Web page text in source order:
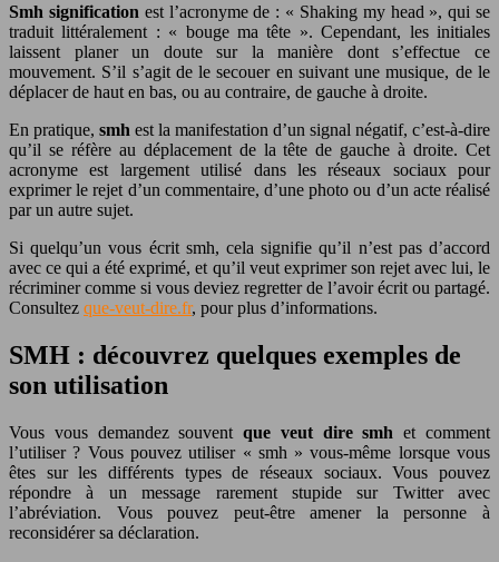
Smh signification est l’acronyme de : « Shaking my head », qui se
traduit littéralement : « bouge ma tête ». Cependant, les initiales
laissent planer un doute sur la manière dont s’effectue ce
mouvement. S’il s’agit de le secouer en suivant une musique, de le
déplacer de haut en bas, ou au contraire, de gauche à droite.
En pratique, smh est la manifestation d’un signal négatif, c’est-à-dire
qu’il se réfère au déplacement de la tête de gauche à droite. Cet
acronyme est largement utilisé dans les réseaux sociaux pour
exprimer le rejet d’un commentaire, d’une photo ou d’un acte réalisé
par un autre sujet.
Si quelqu’un vous écrit smh, cela signifie qu’il n’est pas d’accord
avec ce qui a été exprimé, et qu’il veut exprimer son rejet avec lui, le
récriminer comme si vous deviez regretter de l’avoir écrit ou partagé.
Consultez que-veut-dire.fr, pour plus d’informations.
SMH : découvrez quelques exemples de
son utilisation
Vous vous demandez souventque veut dire smh et comment
l’utiliser ? Vous pouvez utiliser « smh » vous-même lorsque vous
êtes sur les différents types de réseaux sociaux. Vous pouvez
répondre à un message rarement stupide sur Twitter avec
l’abréviation. Vous pouvez peut-être amener la personne à
reconsidérer sa déclaration.